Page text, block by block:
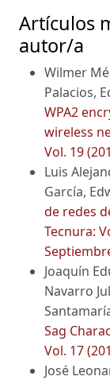
Artículos
autor/a
Wilmer
Palacios,
WPA2
wireless
Vol. 19
Luis
García,
de redes
Tecnura:
Joaquín
Navarro
Sag
Vol. 17
José